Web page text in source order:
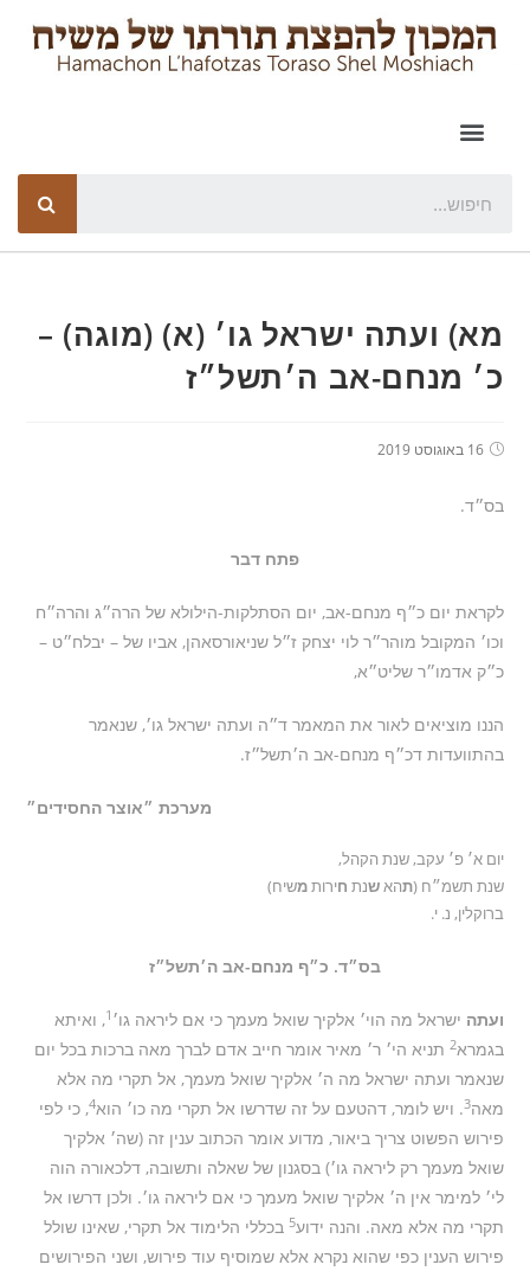
מא) ועתה ישראל גו׳ (א) (מוגה) –
כ׳ מנחם-אב ה׳תשל״ז
16 באוגוסט 2019
בס״ד.
פתח דבר
לקראת יום כ״ף מנחם-אב, יום הסתלקות-הילולא של הרה״ג והרה״ח
וכו׳ המקובל מוהר״ר לוי יצחק ז״ל שניאורסאהן, אביו של – יבלח״ט –
כ״ק אדמו״ר שליט״א,
הננו מוציאים לאור את המאמר ד״ה ועתה ישראל גו׳, שנאמר
בהתוועדות דכ״ף מנחם-אב ה׳תשל״ז.
מערכת ״אוצר החסידים״
יום א׳ פ׳ עקב, שנת הקהל,
שנת תשמ״ח (תהאשנת חירותמשיח)
ברוקלין, נ. י.
בס״ד. כ״ף מנחם-אב ה׳תשל״ז
ועתה ישראל מה הוי׳ אלקיך שואל מעמך כי אם ליראה גו׳ 1, ואיתא
בגמרא2 תניא הי׳ ר׳ מאיר אומר חייב אדם לברך מאה ברכות בכל יום
שנאמר ועתה ישראל מה ה׳ אלקיך שואל מעמך, אל תקרי מה אלא
מאה3. ויש לומר, דהטעם על זה שדרשו אל תקרי מה כו׳ הוא4, כי לפי
פירוש הפשוט צריך ביאור, מדוע אומר הכתוב ענין זה (שה׳ אלקיך
שואל מעמך רק ליראה גו׳) בסגנון של שאלה ותשובה, דלכאורה הוה
לי׳ למימר אין ה׳ אלקיך שואל מעמך כי אם ליראה גו׳. ולכן דרשו אל
תקרי מה אלא מאה. והנה ידוע5 בכללי הלימוד אל תקרי, שאינו שולל
פירוש הענין כפי שהוא נקרא אלא שמוסיף עוד פירוש, ושני הפירושים